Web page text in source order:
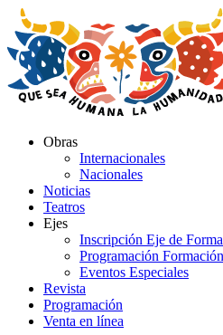
al
contenido
Obras
Internacionales
Nacionales
Noticias
Teatros
Ejes
Inscripción Eje de
Programación Formación
Eventos Especiales
Revista
Programación
Venta en línea